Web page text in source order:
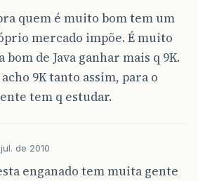
quem é muito bom tem um
mercado impõe. É muito
de Java ganhar mais q 9K.
9K tanto assim, para o
tem q estudar.
de 2010
enganado tem muita gente